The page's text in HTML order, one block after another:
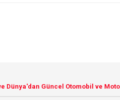
Dünya'dan Güncel Otomobil ve